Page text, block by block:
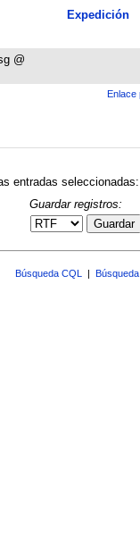
Expedición
@
Enlace
entradas seleccionadas:
Guardar registros:
Guardar
Búsqueda CQL